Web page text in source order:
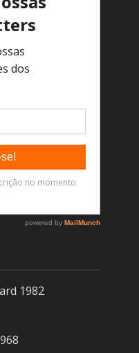
1982